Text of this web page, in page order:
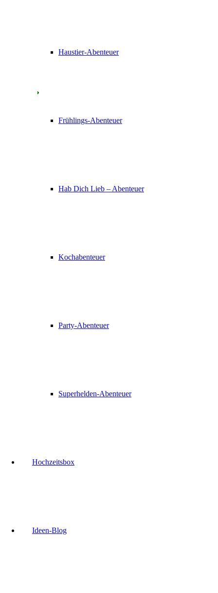
Haustier-Abenteuer
Frühlings-Abenteuer
Hab Dich Lieb – Abenteuer
Kochabenteuer
Party-Abenteuer
Superhelden-Abenteuer
Hochzeitsbox
Ideen-Blog